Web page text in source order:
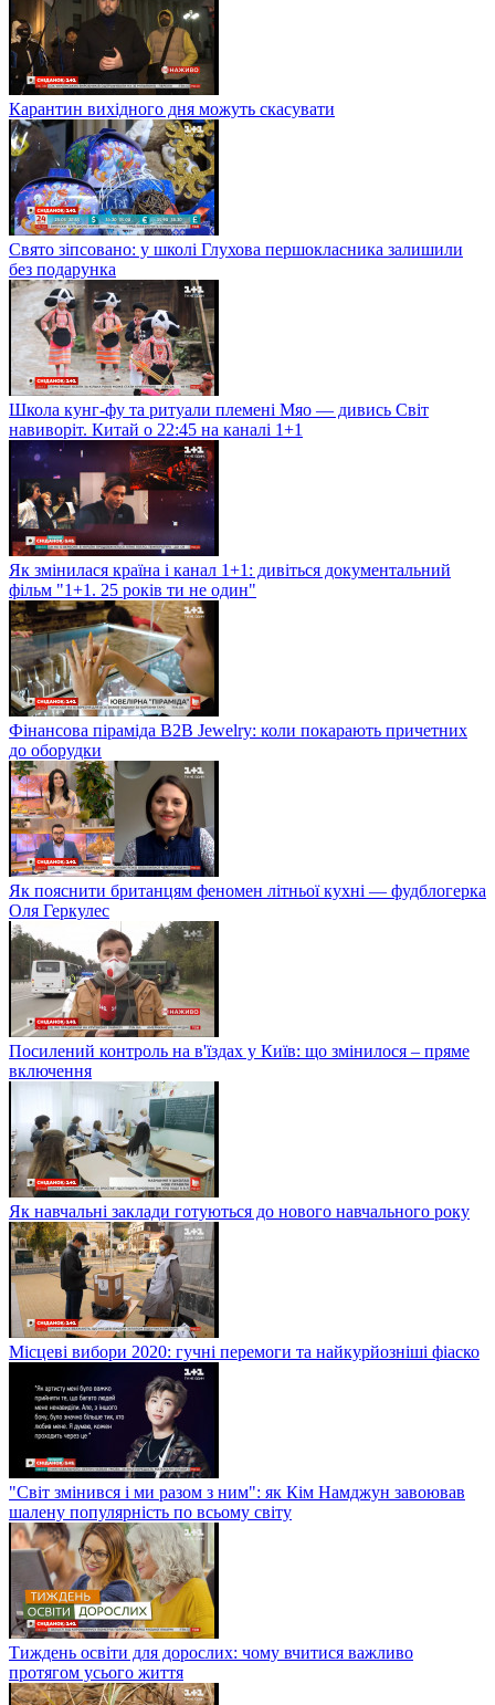
Карантин вихідного дня можуть скасувати
Свято зіпсовано: у школі Глухова першокласника залишили
без подарунка
Школа кунг-фу та ритуали племені Мяо — дивись Світ
навиворіт. Китай о 22:45 на каналі 1+1
Як змінилася країна і канал 1+1: дивіться документальний
фільм "1+1. 25 років ти не один"
Фінансова піраміда B2B Jewelry: коли покарають причетних
до оборудки
Як пояснити британцям феномен літньої кухні — фудблогерка
Оля Геркулес
Посилений контроль на в'їздах у Київ: що змінилося – пряме
включення
Як навчальні заклади готуються до нового навчального року
Місцеві вибори 2020: гучні перемоги та найкурйозніші фіаско
"Світ змінився і ми разом з ним": як Кім Намджун завоював
шалену популярність по всьому світу
Тиждень освіти для дорослих: чому вчитися важливо
протягом усього життя